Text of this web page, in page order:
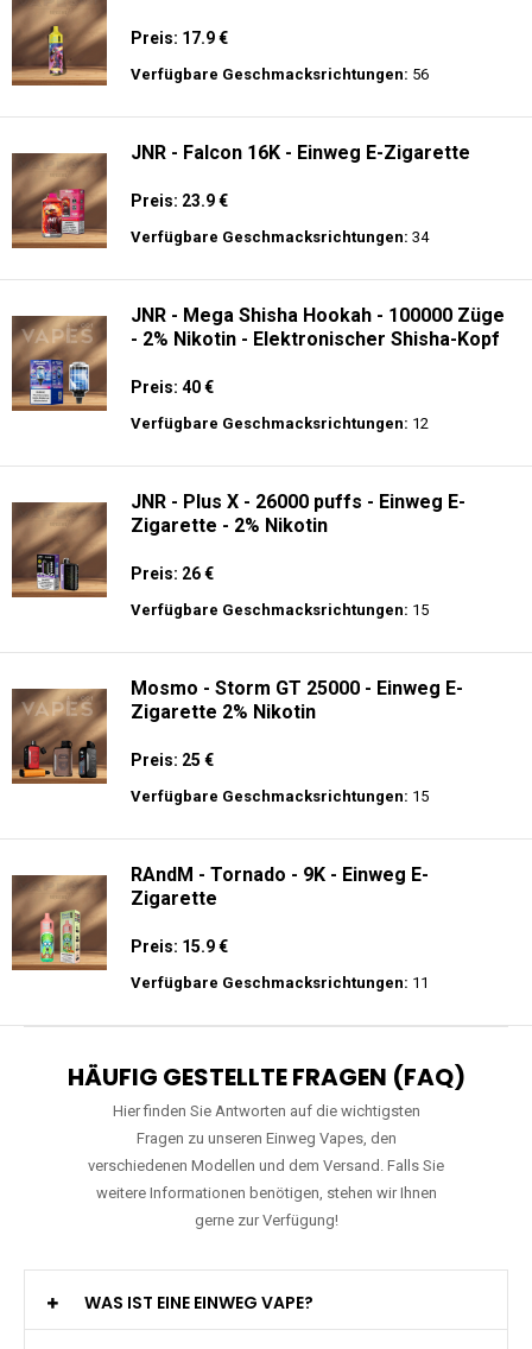
Preis: 17.9 €
Verfügbare Geschmacksrichtungen: 56
JNR - Falcon 16K - Einweg E-Zigarette
Preis: 23.9 €
Verfügbare Geschmacksrichtungen: 34
JNR - Mega Shisha Hookah - 100000 Züge
- 2% Nikotin - Elektronischer Shisha-Kopf
Preis: 40 €
Verfügbare Geschmacksrichtungen: 12
JNR - Plus X - 26000 puffs - Einweg E-
Zigarette - 2% Nikotin
Preis: 26 €
Verfügbare Geschmacksrichtungen: 15
Mosmo - Storm GT 25000 - Einweg E-
Zigarette 2% Nikotin
Preis: 25 €
Verfügbare Geschmacksrichtungen: 15
RAndM - Tornado - 9K - Einweg E-
Zigarette
Preis: 15.9 €
Verfügbare Geschmacksrichtungen: 11
HÄUFIG GESTELLTE FRAGEN (FAQ)
Hier finden Sie Antworten auf die wichtigsten
Fragen zu unseren Einweg Vapes, den
verschiedenen Modellen und dem Versand. Falls Sie
weitere Informationen benötigen, stehen wir Ihnen
gerne zur Verfügung!
WAS IST EINE EINWEG VAPE?